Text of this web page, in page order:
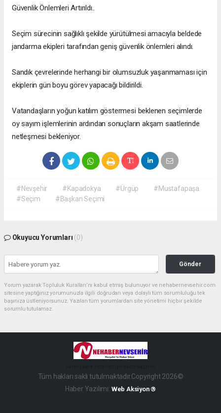
Güvenlik Önlemleri Artırıldı..
Seçim sürecinin sağlıklı şekilde yürütülmesi amacıyla beldede
jandarma ekipleri tarafından geniş güvenlik önlemleri alındı.
Sandık çevrelerinde herhangi bir olumsuzluk yaşanmaması için
ekiplerin gün boyu görev yapacağı bildirildi.
Vatandaşların yoğun katılım göstermesi beklenen seçimlerde
oy sayım işlemlerinin ardından sonuçların akşam saatlerinde
netleşmesi bekleniyor.
#Nevşehir #Kapadokya #Ürgüp
#Mustafapaşa
#Seçim
#Başkan Seçimi
Okuyucu Yorumları (0)
Gönder
Yorum yazarak Topluluk Kuralları’nı kabul etmiş bulunuyor ve nehabernevsehir.com
sitesine yaptığınız yorumunuzla ilgili doğrudan veya dolaylı tüm sorumluluğu tek
başınıza üstleniyorsunuz. Yazılan tüm yorumlardan site yönetimi hiçbir şekilde
sorumlu tutulamaz.
Tüm hakları saklı tutulmaktadır.Copyright 2026©
Haber Yazılımı: Web Aksiyon ®